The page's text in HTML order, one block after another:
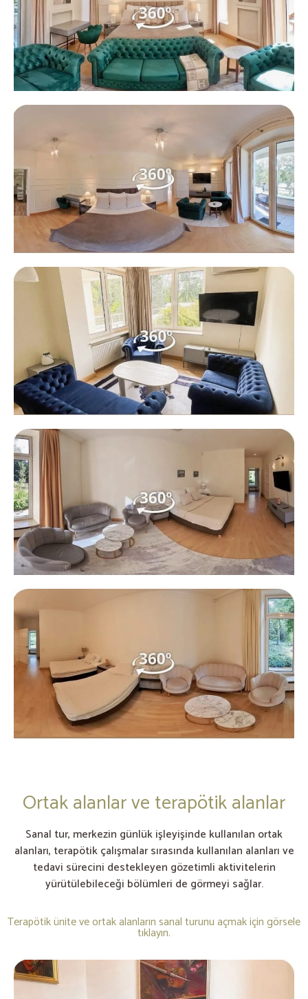
Ortak alanlar ve terapötik alanlar
Sanal tur, merkezin günlük işleyişinde kullanılan ortak
alanları, terapötik çalışmalar sırasında kullanılan alanları ve
tedavi sürecini destekleyen gözetimli aktivitelerin
yürütülebileceği bölümleri de görmeyi sağlar.
Terapötik ünite ve ortak alanların sanal turunu açmak için görsele
tıklayın.